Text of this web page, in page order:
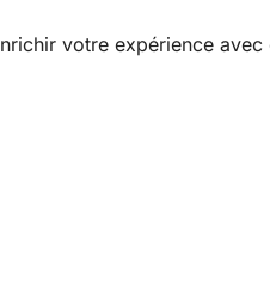
votre expérience